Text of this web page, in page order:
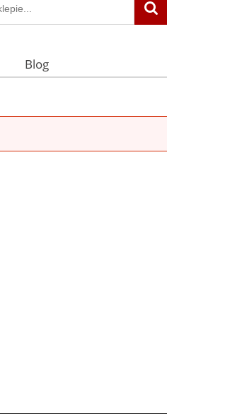
Blog